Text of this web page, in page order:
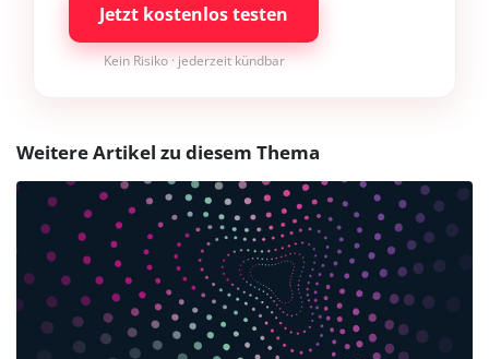
Jetzt kostenlos testen
Kein Risiko · jederzeit kündbar
Weitere Artikel zu diesem Thema